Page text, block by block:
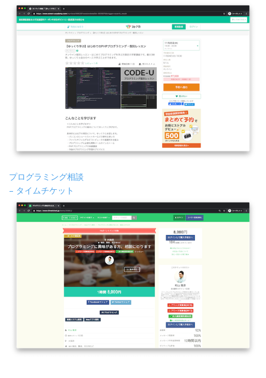
プログラミング相談
– タイムチケット